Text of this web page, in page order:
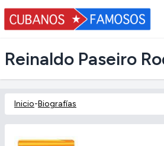
Reinaldo Paseiro
Inicio-Biografías